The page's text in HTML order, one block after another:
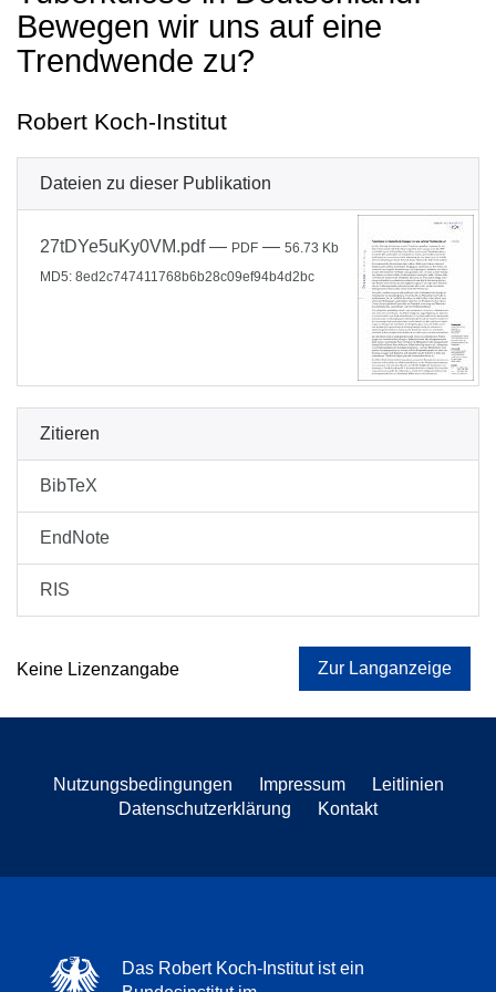
Bewegen wir uns auf eine
Trendwende zu?
Robert Koch-Institut
Dateien zu dieser Publikation
27tDYe5uKy0VM.pdf— PDF — 56.73 Kb
MD5: 8ed2c747411768b6b28c09ef94b4d2bc
Zitieren
BibTeX
EndNote
RIS
Keine Lizenzangabe Zur Langanzeige
Nutzungsbedingungen Impressum
Leitlinien
Datenschutzerklärung
Kontakt
Das Robert Koch-Institut ist ein